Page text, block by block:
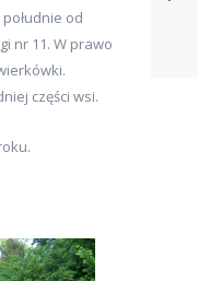
od
nr 11. W prawo
części wsi.